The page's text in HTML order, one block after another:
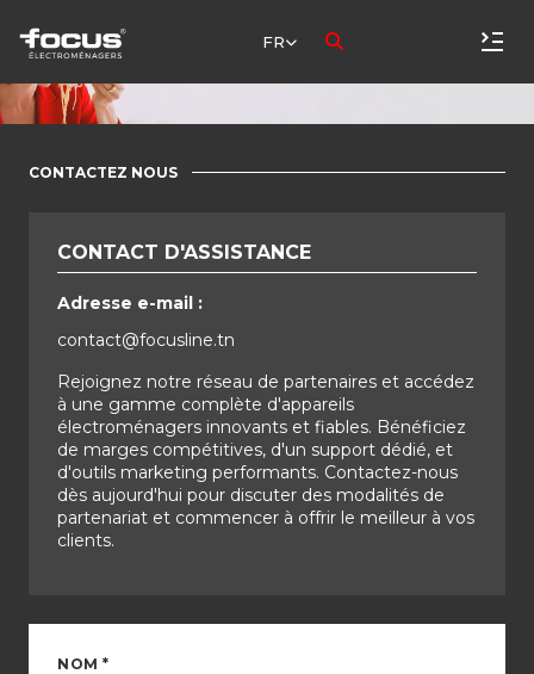
FR
CONTACTEZ NOUS
CONTACT D'ASSISTANCE
Adresse e-mail :
contact@focusline.tn
Rejoignez notre réseau de partenaires et accédez
à une gamme complète d'appareils
électroménagers innovants et fiables. Bénéficiez
de marges compétitives, d'un support dédié, et
d'outils marketing performants. Contactez-nous
dès aujourd'hui pour discuter des modalités de
partenariat et commencer à offrir le meilleur à vos
clients.
NOM *